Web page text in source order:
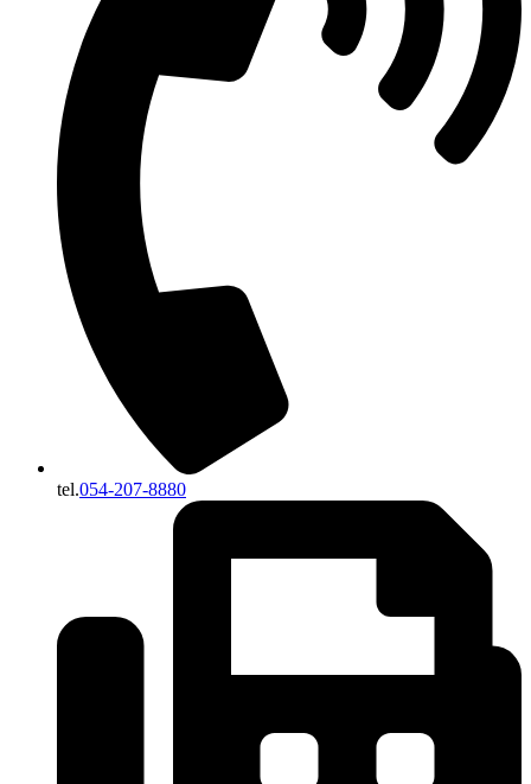
tel.054-207-8880